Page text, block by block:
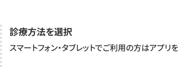
診療方法を選択
スマートフォン・タブレットでご利用の方はアプリ